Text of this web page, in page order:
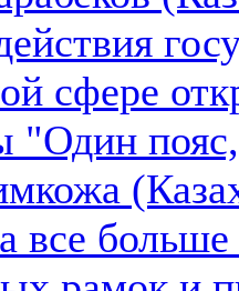
сфере
"Один
все